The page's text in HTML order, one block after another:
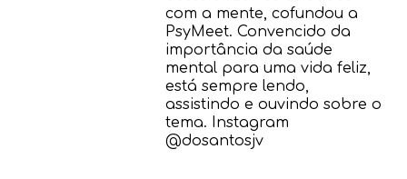
com a mente, cofundou a
PsyMeet. Convencido da
importância da saúde
mental para uma vida feliz,
está sempre lendo,
assistindo e ouvindo sobre o
tema. Instagram
@dosantosjv